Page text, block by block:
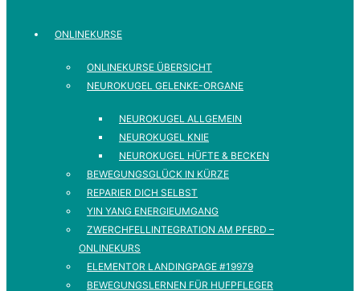
ONLINEKURSE
ONLINEKURSE ÜBERSICHT
NEUROKUGEL GELENKE-ORGANE
NEUROKUGEL ALLGEMEIN
NEUROKUGEL KNIE
NEUROKUGEL HÜFTE & BECKEN
BEWEGUNGSGLÜCK IN KÜRZE
REPARIER DICH SELBST
YIN YANG ENERGIEUMGANG
ZWERCHFELLINTEGRATION AM PFERD –
ONLINEKURS
ELEMENTOR LANDINGPAGE #19979
BEWEGUNGSLERNEN FÜR HUFPFLEGER